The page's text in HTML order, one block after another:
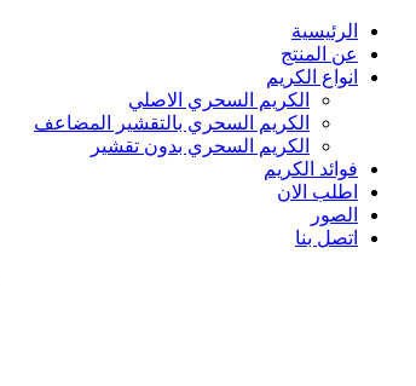
الرئيسية
عن المنتج
انواع الكريم
الكريم السحري الاصلي
الكريم السحري بالتقشير المضاعف
الكريم السحري بدون تقشير
فوائد الكريم
اطلب الان
الصور
اتصل بنا